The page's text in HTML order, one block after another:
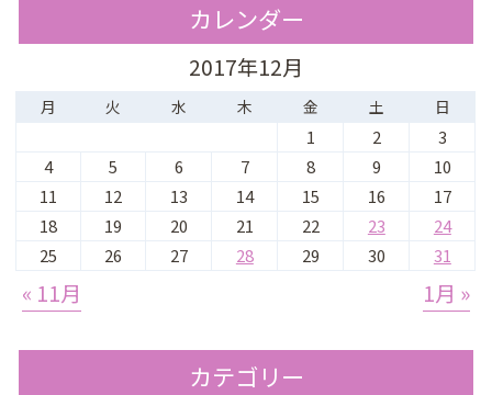
カレンダー
2017年12月
月 火 水 木 金 土 日
1 2
3
4
5 6 7 8 9
10
11
12 13 14 15 16
17
18
19 20 21 22 23
24
25
26 27 28 29 30 31
« 11月 1月 »
カテゴリー